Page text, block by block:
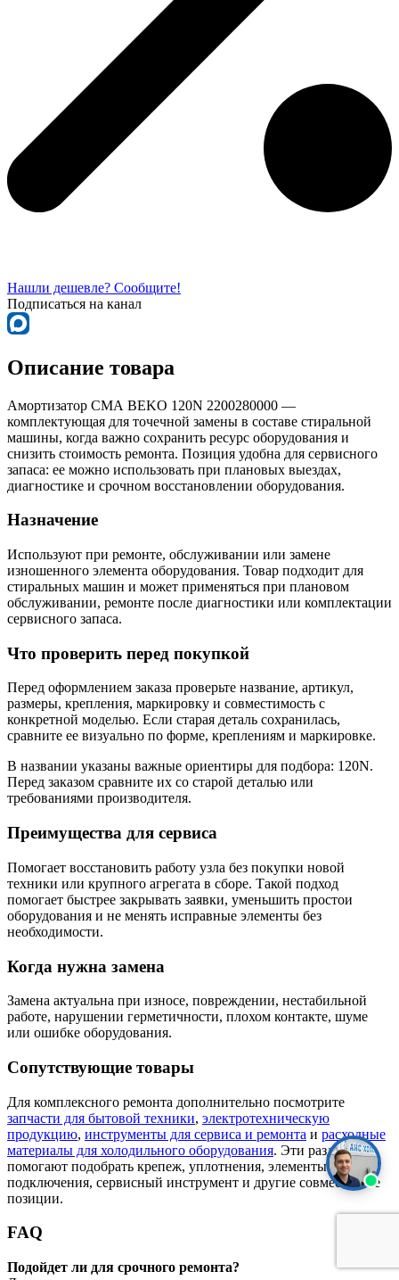
Нашли дешевле? Сообщите!
Подписаться на канал
Описание товара
Амортизатор СМА BEKO 120N 2200280000 —
комплектующая для точечной замены в составе стиральной
машины, когда важно сохранить ресурс оборудования и
снизить стоимость ремонта. Позиция удобна для сервисного
запаса: ее можно использовать при плановых выездах,
диагностике и срочном восстановлении оборудования.
Назначение
Используют при ремонте, обслуживании или замене
изношенного элемента оборудования. Товар подходит для
стиральных машин и может применяться при плановом
обслуживании, ремонте после диагностики или комплектации
сервисного запаса.
Что проверить перед покупкой
Перед оформлением заказа проверьте название, артикул,
размеры, крепления, маркировку и совместимость с
конкретной моделью. Если старая деталь сохранилась,
сравните ее визуально по форме, креплениям и маркировке.
В названии указаны важные ориентиры для подбора: 120N.
Перед заказом сравните их со старой деталью или
требованиями производителя.
Преимущества для сервиса
Помогает восстановить работу узла без покупки новой
техники или крупного агрегата в сборе. Такой подход
помогает быстрее закрывать заявки, уменьшить простои
оборудования и не менять исправные элементы без
необходимости.
Когда нужна замена
Замена актуальна при износе, повреждении, нестабильной
работе, нарушении герметичности, плохом контакте, шуме
или ошибке оборудования.
Сопутствующие товары
Для комплексного ремонта дополнительно посмотрите
запчасти для бытовой техники, электротехническую
продукцию, инструменты для сервиса и ремонта и расходные
материалы для холодильного оборудования. Эти разделы
помогают подобрать крепеж, уплотнения, элементы
подключения, сервисный инструмент и другие совместимые
позиции.
FAQ
Подойдет ли для срочного ремонта?